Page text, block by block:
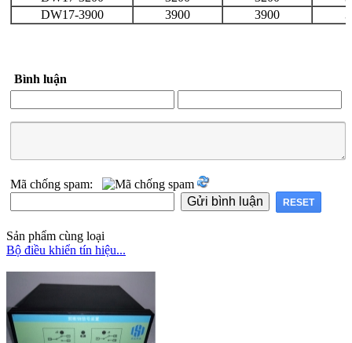
DW17-3900
3900 3900
Bình luận
Mã chống spam:
Sản phẩm cùng loại
Bộ điều khiển tín hiệu...